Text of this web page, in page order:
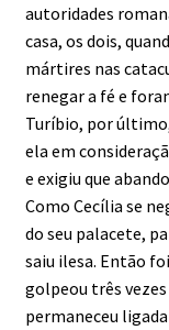
autoridades
casa, os dois,
mártires nas
renegar a fé e
Turíbio, por
ela em
e exigiu que
Como Cecília se
do seu palacete,
saiu ilesa. Então
golpeou três
permaneceu